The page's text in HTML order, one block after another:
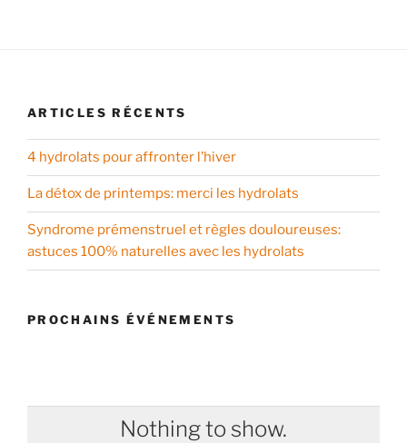
ARTICLES RÉCENTS
4 hydrolats pour affronter l’hiver
La détox de printemps: merci les hydrolats
Syndrome prémenstruel et règles douloureuses:
astuces 100% naturelles avec les hydrolats
PROCHAINS ÉVÉNEMENTS
Nothing to show.